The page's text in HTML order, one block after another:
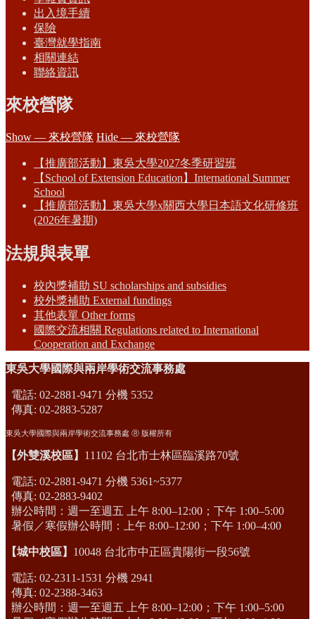
出入境手續
保險
臺灣就學指南
相關連結
聯絡資訊
來校營隊
Show — 來校營隊 Hide — 來校營隊
【推廣部活動】東吳大學2027冬季研習班
【School of Extension Education】International Summer
School
【推廣部活動】東吳大學x關西大學日本語文化研修班
(2026年暑期)
法規與表單
校內獎補助 SU scholarships and subsidies
校外獎補助 External fundings
其他表單 Other forms
國際交流相關 Regulations related to International
Cooperation and Exchange
東吳大學國際與兩岸學術交流事務處
電話: 02-2881-9471 分機 5352
傳真: 02-2883-5287
東吳大學國際與兩岸學術交流事務處 Ⓡ 版權所有
【外雙溪校區】 11102 台北市士林區臨溪路70號
電話: 02-2881-9471 分機 5361~5377
傳真: 02-2883-9402
辦公時間：週一至週五 上午 8:00–12:00；下午 1:00–5:00
暑假／寒假辦公時間：上午 8:00–12:00；下午 1:00–4:00
【城中校區】 10048 台北市中正區貴陽街一段56號
電話: 02-2311-1531 分機 2941
傳真: 02-2388-3463
辦公時間：週一至週五 上午 8:00–12:00；下午 1:00–5:00